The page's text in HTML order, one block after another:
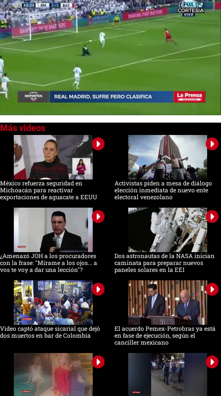
of
minutes,
seconds
México refuerza seguridad en
Michoacán para reactivar
exportaciones de aguacate a EEUU
Activistas piden a mesa de diálogo
elección inmediata de nuevo ente
electoral venezolano
¿Amenazó JOH a los procuradores
con la frase: "Mírame a los ojos... a
vos te voy a dar una lección"?
Dos astronautas de la NASA inician
caminata para preparar nuevos
paneles solares en la EEI
Video captó ataque sicarial que dejó
dos muertos en bar de Colombia
El acuerdo Pemex-Petrobras ya está
en fase de ejecución, según el
canciller mexicano